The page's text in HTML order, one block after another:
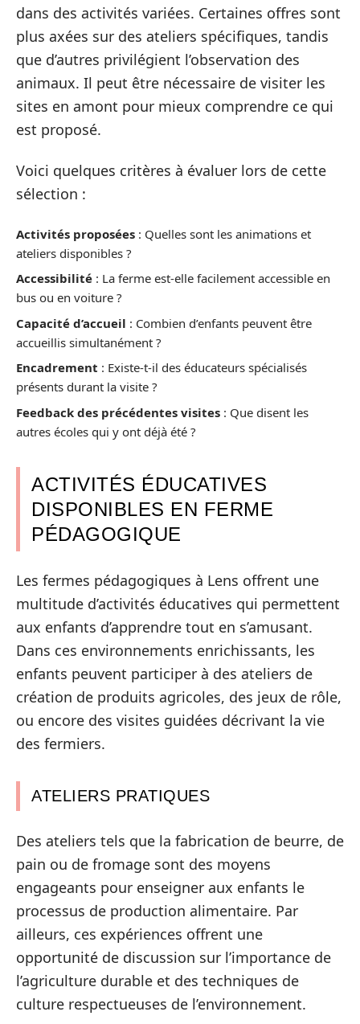
dans des activités variées. Certaines offres sont
plus axées sur des ateliers spécifiques, tandis
que d’autres privilégient l’observation des
animaux. Il peut être nécessaire de visiter les
sites en amont pour mieux comprendre ce qui
est proposé.
Voici quelques critères à évaluer lors de cette
sélection :
Activités proposées : Quelles sont les animations et
ateliers disponibles ?
Accessibilité : La ferme est-elle facilement accessible en
bus ou en voiture ?
Capacité d’accueil : Combien d’enfants peuvent être
accueillis simultanément ?
Encadrement : Existe-t-il des éducateurs spécialisés
présents durant la visite ?
Feedback des précédentes visites : Que disent les
autres écoles qui y ont déjà été ?
ACTIVITÉS ÉDUCATIVES
DISPONIBLES EN FERME
PÉDAGOGIQUE
Les fermes pédagogiques à Lens offrent une
multitude d’activités éducatives qui permettent
aux enfants d’apprendre tout en s’amusant.
Dans ces environnements enrichissants, les
enfants peuvent participer à des ateliers de
création de produits agricoles, des jeux de rôle,
ou encore des visites guidées décrivant la vie
des fermiers.
ATELIERS PRATIQUES
Des ateliers tels que la fabrication de beurre, de
pain ou de fromage sont des moyens
engageants pour enseigner aux enfants le
processus de production alimentaire. Par
ailleurs, ces expériences offrent une
opportunité de discussion sur l’importance de
l’agriculture durable et des techniques de
culture respectueuses de l’environnement.